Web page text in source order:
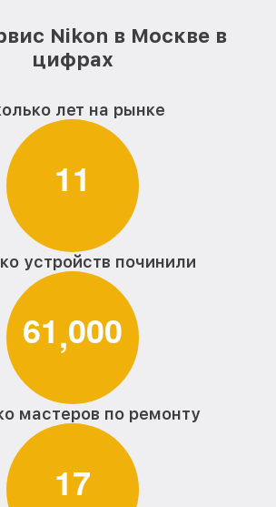
Nikon в Москве в
цифрах
лет на рынке
11
устройств починили
61,000
мастеров по ремонту
17